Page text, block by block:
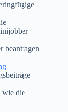
beantragen
wie die